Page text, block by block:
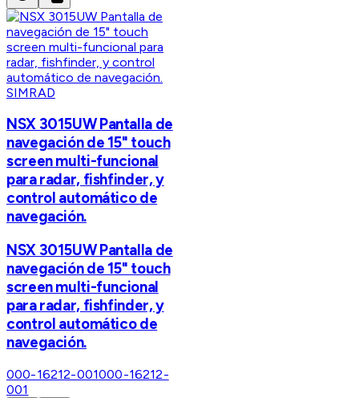
SIMRAD
NSX 3015UW Pantalla de
navegación de 15" touch
screen multi-funcional
para radar, fishfinder, y
control automático de
navegación.
NSX 3015UW Pantalla de
navegación de 15" touch
screen multi-funcional
para radar, fishfinder, y
control automático de
navegación.
000-16212-001000-16212-
001